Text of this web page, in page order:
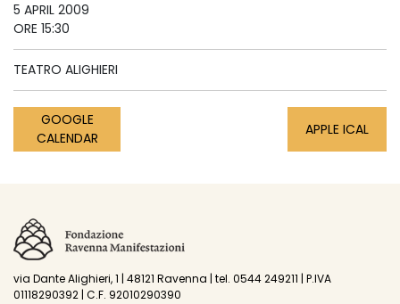
5 APRIL 2009
ORE 15:30
TEATRO ALIGHIERI
GOOGLE
CALENDAR
APPLE ICAL
via Dante Alighieri, 1 | 48121 Ravenna | tel. 0544 249211 | P.IVA
01118290392 | C.F. 92010290390